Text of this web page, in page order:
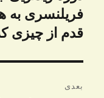
قبلی:
فریلنسری به
قدم از چیزی
بعدی